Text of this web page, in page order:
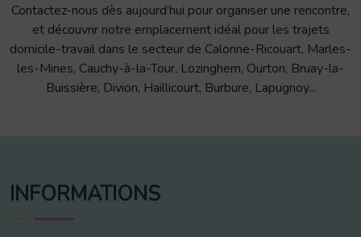
Contactez-nous dès aujourd’hui pour organiser une rencontre,
et découvrir notre emplacement idéal pour les trajets
domicile-travail dans le secteur de Calonne-Ricouart, Marles-
les-Mines, Cauchy-à-la-Tour, Lozinghem, Ourton, Bruay-la-
Buissière, Divion, Haillicourt, Burbure, Lapugnoy...
INFORMATIONS